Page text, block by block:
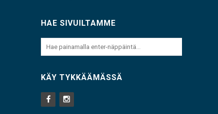
HAE SIVUILTAMME
KÄY TYKKÄÄMÄSSÄ